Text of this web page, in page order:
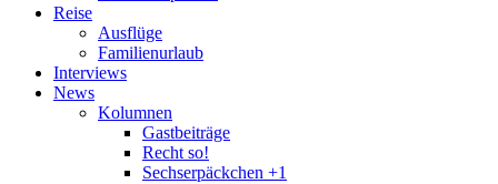
Reise
Ausflüge
Familienurlaub
Interviews
News
Kolumnen
Gastbeiträge
Recht so!
Sechserpäckchen +1